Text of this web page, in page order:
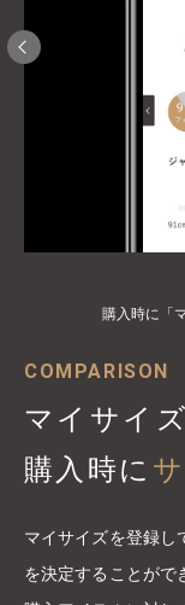
購入時に「
COMPARISON
マイサイ
購入時に
マイサイズを登録し
を決定することがで